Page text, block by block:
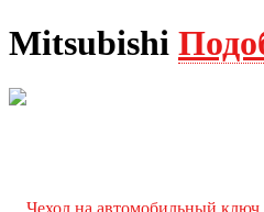
Mitsubishi